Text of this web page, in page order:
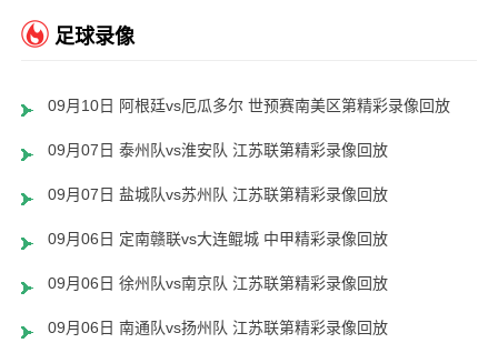
足球录像
09月10日 阿根廷vs厄瓜多尔 世预赛南美区第精彩录像回放
09月07日 泰州队vs淮安队 江苏联第精彩录像回放
09月07日 盐城队vs苏州队 江苏联第精彩录像回放
09月06日 定南赣联vs大连鲲城 中甲精彩录像回放
09月06日 徐州队vs南京队 江苏联第精彩录像回放
09月06日 南通队vs扬州队 江苏联第精彩录像回放